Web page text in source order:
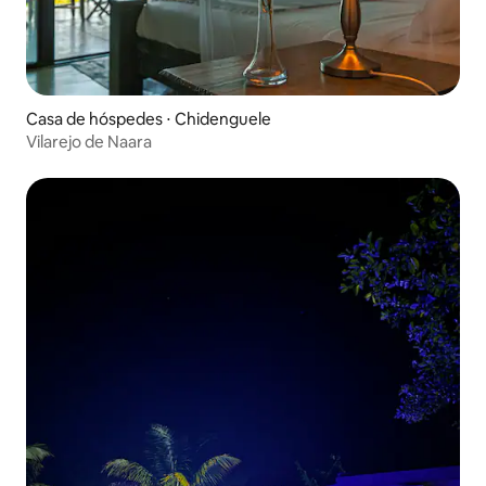
Casa de hóspedes ⋅ Chidenguele
Vilarejo de Naara